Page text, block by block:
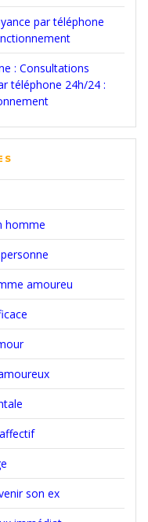
par téléphone
: Consultations
téléphone 24h/24 :
homme
amoureu
son ex